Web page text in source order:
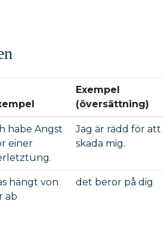
Exempel
(översättning)
habe Angst
einer
Jag är rädd för att
skada mig.
hängt von
ab
det beror på dig